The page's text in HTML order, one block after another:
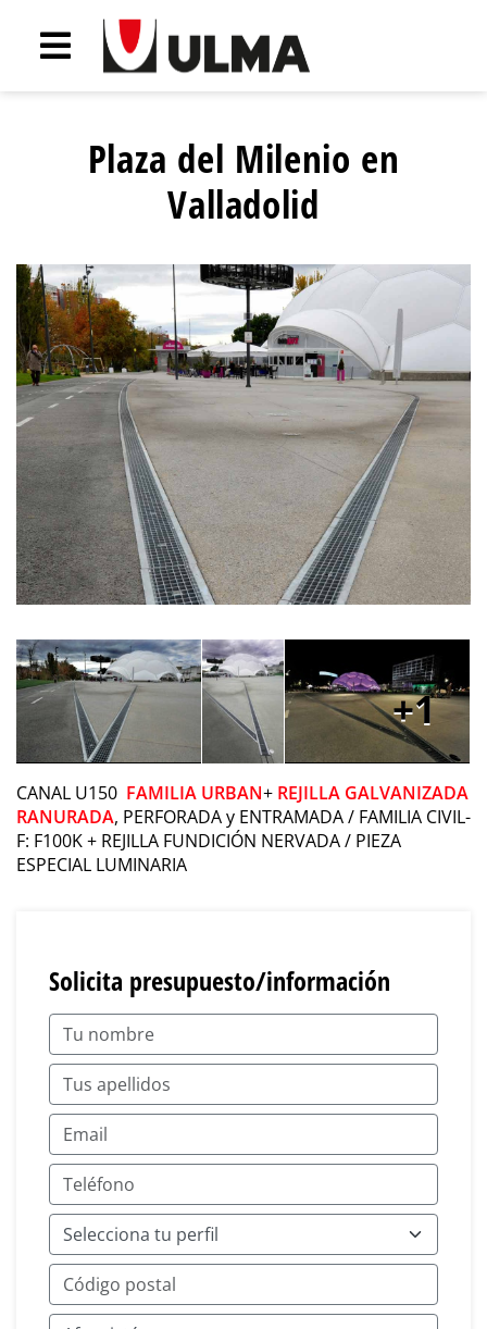
Plaza del Milenio en
Valladolid
1
CANAL U150 FAMILIA URBAN+ REJILLA GALVANIZADA
RANURADA, PERFORADA y ENTRAMADA / FAMILIA CIVIL-
F: F100K + REJILLA FUNDICIÓN NERVADA / PIEZA
ESPECIAL LUMINARIA
Solicita presupuesto/información